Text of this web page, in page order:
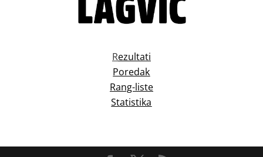
Rezultati
Poredak
Rang-liste
Statistika